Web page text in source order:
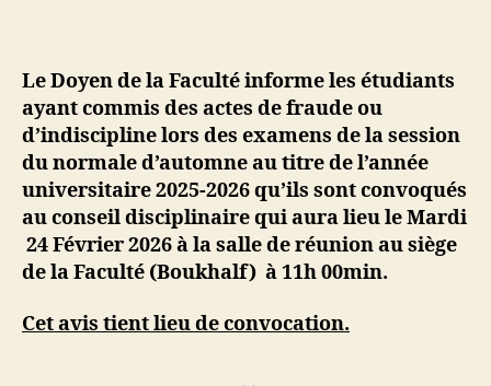
Le Doyen de la Faculté informeles étudiants
ayant commis des actes de fraude ou
d’indiscipline lors des examens de la session
du normale d’automne au titre de l’année
universitaire 2025-2026 qu’ils sont convoqués
au conseil disciplinaire qui aura lieu leMardi
24Février 2026 à la salle de réunion au siège
de la Faculté (Boukhalf) à 11h 00min.
Cet avis tient lieu de convocation.